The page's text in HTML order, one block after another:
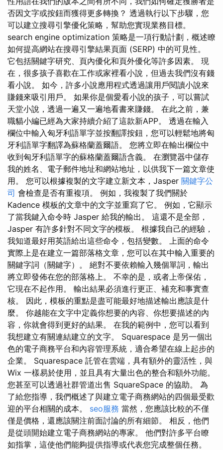
否因文字或按鈕而獲得更多轉換？ 透過執行以下步驟，您
可以建立搜尋引擎優化策略，幫助您實現業務目標。
search engine optimization 策略是一項行動計劃，概述瞭
如何提高網站在搜尋引擎結果頁面 (SERP) 中的可見性。
它包括關鍵字研究、頁內優化和頁外優化等許多因素。 現
在，很多孩子喜歡在工作或家裡看小說，但過去我們沒有錢
看小說。 如今，許多小說應用程式透過讓用戶閱讀小說來
賺錢來吸引用戶。 如果你是個愛看小說的孩子，可以嘗試
天堂小說，透過一遍又一遍地看書來賺錢。 在此之前，兼
職貓小編已經為大家持續介紹了這款新APP。 透過在輸入
欄位中輸入匈牙利語單字並按翻譯按鈕，您可以輕鬆地將匈
牙利語單字翻譯為蘇格蘭蓋爾語。 您將立即在輸出欄位中
收到匈牙利語單字的蘇格蘭蓋爾語含義。 在瀏覽器中儲存
我的姓名、電子郵件地址和網站地址，以供我下一篇文章使
用。 您可以根據複製的文字建立新文本，Jasper 關鍵字公
司 會檢查是否有重複項。 例如，我複製了我們關於
Kadence 模板的文章中的文字並重寫了它。 例如，它顯示
了當我鍵入命令時 Jasper 給我的輸出。 這還不是全部，
Jasper 有許多針對不同文字的模板。 根據我自己的經驗，
我知道最好用英語給出這些命令，包括變數。 上面的命令
實際上是在建立一篇部落格文章，您可以在其中輸入重要的
關鍵字詞（關鍵字）。 絕對不要依賴輸入幾個單詞，輸出
將立即發佈在您的部落格上。 不幸的是，或者上帝保佑，
它現在不起作用。 輸出結果必須進行更正、補充和事實查
核。 因此，模板的重點是盡可能最好地描述輸出應該是什
麼。 你越能在文字中定義你想要的內容、你想要描述的內
容，你就會得到更好的結果。 在我的範例中，您可以看到
我想建立有關連結建立的文字。 Squarespace 是另一個出
色的電子商務平台和內容管理系統，適合希望在線上起步的
企業。 Squarespace 託管在雲端，具有額外的靈活性，與
Wix 一樣易於使用，並且具有大量出色的整合和額外功能。
您甚至可以透過社群管道出售 SquareSpace 的協助。 為
了給您指導，我們概述了與建立電子商務網站的四個最受歡
迎的平台相關的成本。 seo服務 當然，您應該比較的不僅
僅是價格，還應該關注前面討論的所有細節。 相反，他們
是從頭開始建立電子商務網站的專家。 他們對許多平台瞭
如指掌，這使他們能夠提供指導或代表您完成整個任務。